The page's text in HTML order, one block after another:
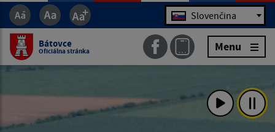
Jazyk Slovenčina
Bátovce
Oficiálna stránka Menu